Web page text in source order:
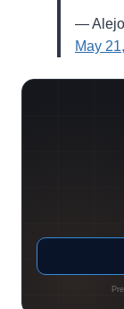
— Alejo
May